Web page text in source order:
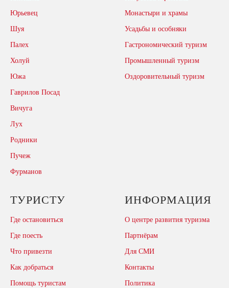
Юрьевец
Шуя
Палех
Холуй
Южа
Гаврилов Посад
Вичуга
Лух
Родники
Пучеж
Фурманов
Монастыри и храмы
Усадьбы и особняки
Гастрономический туризм
Промышленный туризм
Оздоровительный туризм
ТУРИСТУ
Где остановиться
Где поесть
Что привезти
Как добраться
Помощь туристам
ИНФОРМАЦИЯ
О центре развития туризма
Партнёрам
Для СМИ
Контакты
Политика